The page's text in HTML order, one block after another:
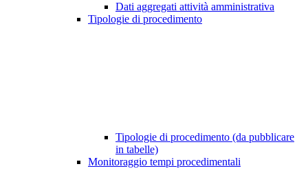
Dati aggregati attività amministrativa
Tipologie di procedimento
Tipologie di procedimento (da pubblicare
in tabelle)
Monitoraggio tempi procedimentali